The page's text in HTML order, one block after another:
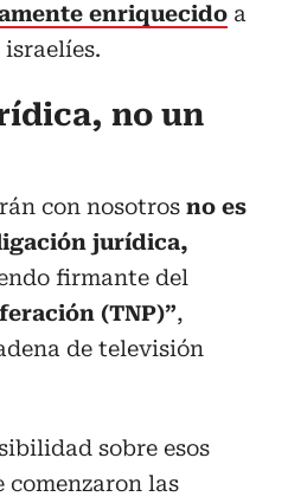
enriquecido a
israelíes.
no un
con nosotros no es
jurídica,
firmante del
(TNP)”,
de televisión
sobre esos
comenzaron las